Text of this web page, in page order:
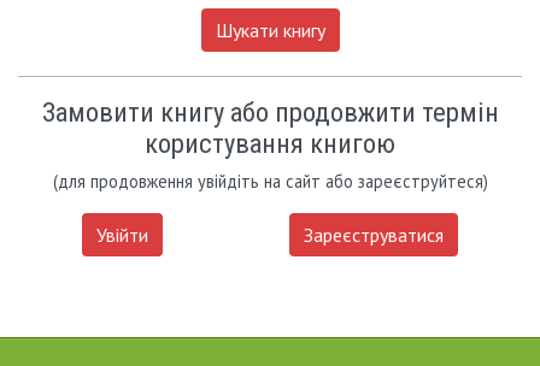
Шукати книгу
Замовити книгу або продовжити термін
користування книгою
(для продовження увійдіть на сайт або зареєструйтеся)
Увійти Зареєструватися